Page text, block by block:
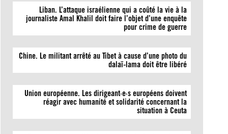
Liban. L’attaque israélienne qui a coûté la vie à la
journaliste Amal Khalil doit faire l’objet d’une enquête
pour crime de guerre
Chine. Le militant arrêté au Tibet à cause d’une photo du
dalaï-lama doit être libéré
Union européenne. Les dirigeant·e·s européens doivent
réagir avec humanité et solidarité concernant la
situation à Ceuta